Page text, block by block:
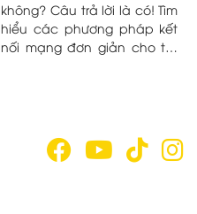
không? Câu trả lời là có! Tìm
hiểu các phương pháp kết
nối mạng đơn giản cho tivi